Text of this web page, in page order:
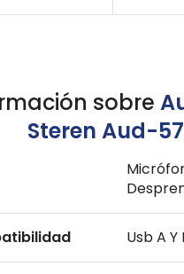
sobre
Steren Aud-
Usb A